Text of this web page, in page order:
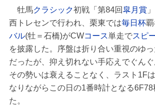
牡馬クラシック初戦「第84回皐月賞
西トレセンで行われ、栗東では毎日杯
バル(牡＝石橋)がCWコース単走でスピ
を披露した。序盤は折り合い重視のゆ
だったが、抑え切れない手応えでぐん
その勢いは衰えることなく、ラスト1F
なりながらこの日の1番時計となる6F78
た。